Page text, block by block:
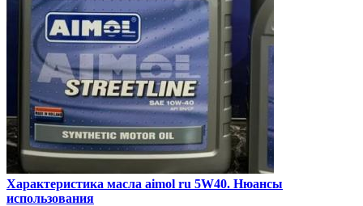
Характеристика масла aimol ru 5W40. Нюансы
использования